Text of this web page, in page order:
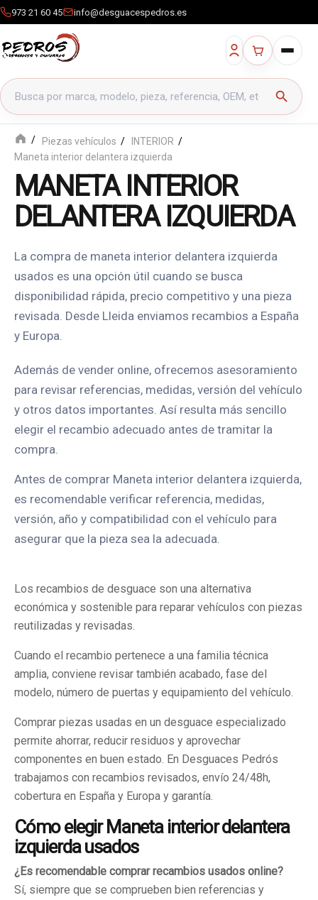
973 21 60 45 info@desguacespedros.es
Buscar productos
search
Piezas vehículos
INTERIOR
Maneta interior delantera izquierda
MANETA INTERIOR
DELANTERA IZQUIERDA
La compra de maneta interior delantera izquierda
usados es una opción útil cuando se busca
disponibilidad rápida, precio competitivo y una pieza
revisada. Desde Lleida enviamos recambios a España
y Europa.
Además de vender online, ofrecemos asesoramiento
para revisar referencias, medidas, versión del vehículo
y otros datos importantes. Así resulta más sencillo
elegir el recambio adecuado antes de tramitar la
compra.
Antes de comprar Maneta interior delantera izquierda,
es recomendable verificar referencia, medidas,
versión, año y compatibilidad con el vehículo para
asegurar que la pieza sea la adecuada.
Los recambios de desguace son una alternativa
económica y sostenible para reparar vehículos con piezas
reutilizadas y revisadas.
Cuando el recambio pertenece a una familia técnica
amplia, conviene revisar también acabado, fase del
modelo, número de puertas y equipamiento del vehículo.
Comprar piezas usadas en un desguace especializado
permite ahorrar, reducir residuos y aprovechar
componentes en buen estado. En Desguaces Pedrós
trabajamos con recambios revisados, envío 24/48h,
cobertura en España y Europa y garantía.
Cómo elegir Maneta interior delantera
izquierda usados
¿Es recomendable comprar recambios usados online?
Sí, siempre que se comprueben bien referencias y